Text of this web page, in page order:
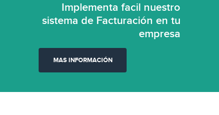
Implementa facil nuestro
sistema de Facturación en tu
empresa
MAS INFORMACIÓN